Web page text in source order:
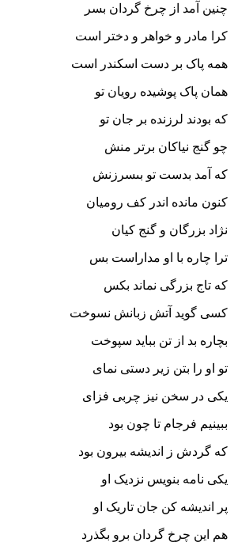
چنین آمد از چرخ گردان بسر
کرا مادر و خواهر و دختر است
همه پاک بر دست اسکندر است‏
همان پاک پوشیده رویان تو
که بودند لرزنده بر جان تو
چو گنج نیاکان برتر منش
که آمد بدست تو بى‏سرزنش‏
کنون مانده اندر کف رومیان
نژاد بزرگان و گنج کیان‏
ترا چاره با او مداراست بس
که تاج بزرگى نماند بکس‏
کسى گوید آتش زبانش نسوخت
بچاره بد از تن بباید سپوخت‏
تو او را بتن زیر دستى نماى
یکى در سخن نیز چربى فزاى‏
ببینیم فرجام تا چون بود
که گردش ز اندیشه بیرون بود
یکى نامه بنویس نزدیک او
پر اندیشه کن جان تاریک او
هم این چرخ گردان برو بگذرد